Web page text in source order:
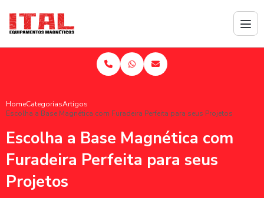
HomeCategoriasArtigos
Escolha a Base Magnética com Furadeira Perfeita para seus Projetos
Escolha a Base Magnética com
Furadeira Perfeita para seus
Projetos